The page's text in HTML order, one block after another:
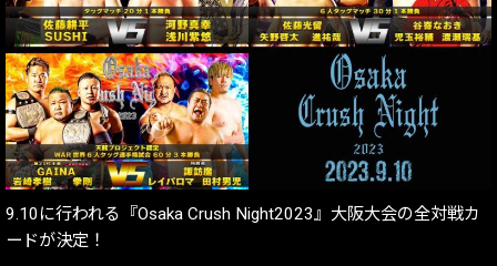
9.10に行われる『Osaka Crush Night2023』大阪大会の全対戦カ
ードが決定！